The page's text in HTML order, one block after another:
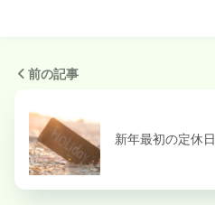
前の記事
新年最初の定休日